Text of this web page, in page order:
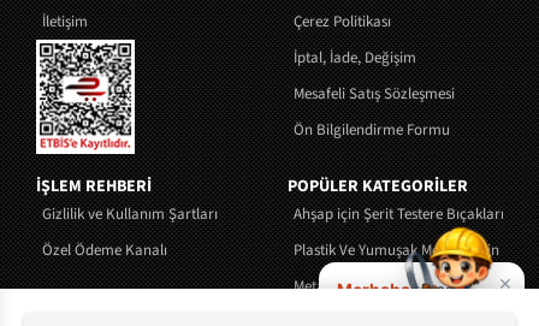
İletişim
Çerez Politikası
İptal, İade, Değişim
Mesafeli Satış Sözleşmesi
Ön Bilgilendirme Formu
İŞLEM REHBERİ
Gizlilik ve Kullanım Şartları
Özel Ödeme Kanalı
POPÜLER KATEGORİLER
Ahşap için Şerit Testere Bıçakları
Plastik Ve Yumuşak Metaller İçin Şerit
Metal İçin Şerit Testere Bıçakları×
Merhaba!Bıçak